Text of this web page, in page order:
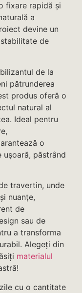
fixare rapidă și
a
devine un
de
de la
pătrunderea
produs oferă o
natural al
Ideal pentru
o
păstrând
travertin, unde
nuanțe,
de
sau de
a transforma
Alegeți din
materialul
cu o cantitate